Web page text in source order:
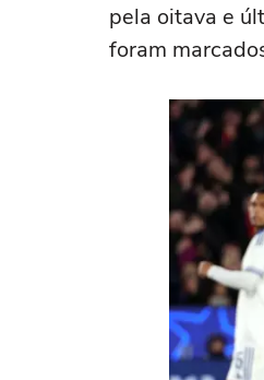
pela oitava e
foram